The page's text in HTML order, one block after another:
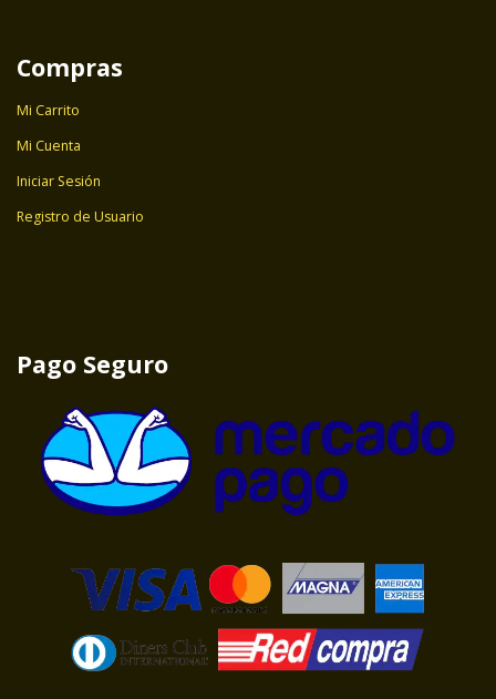
Compras
Mi Carrito
Mi Cuenta
Iniciar Sesión
Registro de Usuario
Pago Seguro